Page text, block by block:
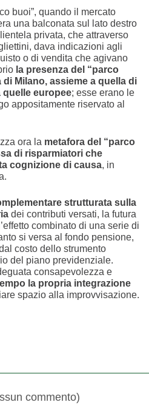
buoi”, quando il mercato
una balconata sul lato destro
privata, che attraverso
dava indicazioni agli
o di vendita che agivano
la presenza del “parco
Milano, assieme a quella di
quelle europee; esse erano le
appositamente riservato al
ora la metafora del “parco
di risparmiatori che
cognizione di causa, in
strutturata sulla
dei contributi versati, la futura
combinato di una serie di
si versa al fondo pensione,
costo dello strumento
del piano previdenziale.
consapevolezza e
la propria integrazione
spazio alla improvvisazione.
commento)